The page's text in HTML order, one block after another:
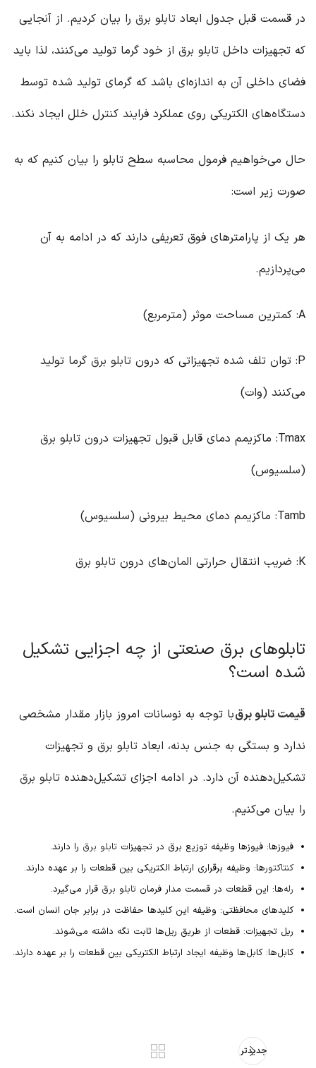
در قسمت قبل جدول ابعاد تابلو برق را بیان کردیم. از آنجایی
که تجهیزات داخل تابلو برق از خود گرما تولید می‌کنند، لذا باید
فضای داخلی آن به اندازه‌ای باشد که گرمای تولید شده توسط
دستگاه‌های الکتریکی روی عملکرد فرایند کنترل خلل ایجاد نکند.
حال می‌خواهیم فرمول محاسبه سطح تابلو را بیان کنیم که به
صورت زیر است:
هر یک از پارامترهای فوق تعریفی دارند که در ادامه به آن
می‌پردازیم.
A: کمترین مساحت موثر (مترمربع)
P: توان تلف شده تجهیزاتی که درون تابلو برق گرما تولید
می‌کنند (وات)
Tmax: ماکزیمم دمای قابل قبول تجهیزات درون
تابلو برق
(سلسیوس)
Tamb: ماکزیمم دمای محیط بیرونی (سلسیوس)
K: ضریب انتقال حرارتی المان‌های درون تابلو برق
تابلو‌های برق صنعتی از چه اجزایی تشکیل
شده است؟
قیمت تابلو برقبا توجه به نوسانات امروز بازار مقدار مشخصی
ندارد و بستگی به جنس بدنه، ابعاد تابلو برق و تجهیزات
تشکیل‌دهنده آن دارد. در ادامه اجزای تشکیل‌دهنده تابلو برق
را بیان می‌کنیم.
فیوزها: فیوزها وظیفه توزیع برق در تجهیزات تابلو برق را دارند.
کنتاکتورها: وظیفه برقراری ارتباط الکتریکی بین قطعات را بر عهده دارند.
رله‌ها: این قطعات در قسمت مدار فرمان تابلو برق قرار می‌گیرد.
کلید‌های محافظتی: وظیفه این کلیدها حفاظت در برابر جان انسان‌ است.
ریل تجهیزات: قطعات از طریق ریل‌ها ثابت نگه‌ داشته می‌شوند.
کابل‌ها: کابل‌ها وظیفه ایجاد ارتباط الکتریکی بین قطعات را بر عهده دارند.
جدیدتر